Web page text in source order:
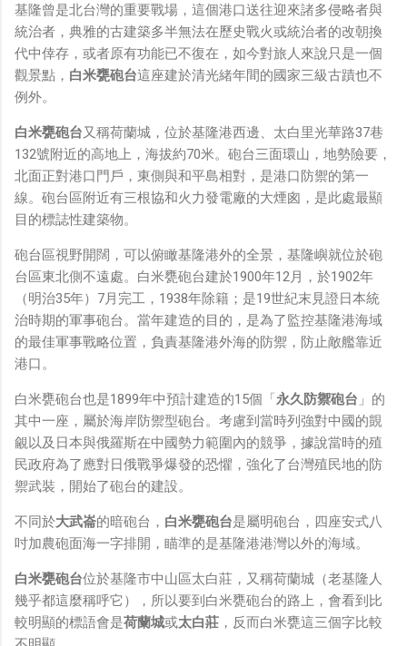
同樣身為RD，我只覺得 Shame on you！（打嘴炮、作
秀搶風頭、噁心帶風向、搞政治操作、把別人做事的成果搶
去幫自己抬轎、有鍋直接推給下屬扛、散佈同事私生活謠
言，還有職場霸凌，這些你他媽都頂級專業戶，除此之外沒
啥洨用了！） 一件理論上可以做到的事情，外行人的認知
被信息差，不懂加上沒實作能力去驗證，就什麼都變成黑科
技了（多黑？比巴西黑鮑魚還黑嗎？）。反重力技術說不定
也非啥黑科技，只是政府不讓你普通老百姓了解罷了。
Ray-ban Meta 的黑科技，講白了就是人家拉個百人團隊
在搞那支眼鏡，然後把軟體技能和硬體規格點滿，再加上極
致優化後的成果罷了！ 當時知道 Ray-Ban Meta 的智慧眼
鏡有塞入一個強大的 WiFi 6 晶片在裡面，一開始我猜測會
不會有可能是透過 WiFi P2P 或 WiFi SoftAP 的方式去做
串流（確實 Meta 的智能眼鏡，在同步媒體時，會強制要
求開啟手機的 WiFi 開關，所以媒體同步應該是靠 WiFi 通
道做的），而去年初我也快速做了一個WiFi Direct 架構
來做 POC，確實傳輸效率非常快，幾百 MB 的大檔幾乎秒
而且當時我們的媒體串流還是以未經編碼的方式傳透過
Socket 直接傳輸的（這表示傳輸時所需的頻寬會更大，功
耗據說也較大）。 後來因為 ...
基隆曾是北台灣的重要戰場，這個港口送往迎來諸多侵略者與
統治者，典雅的古建築多半無法在歷史戰火或統治者的改朝換
代中倖存，或者原有功能已不復在，如今對旅人來說只是一個
觀景點， 白米甕砲台這座建於清光緒年間的國家三級古蹟也不
例外。
白米甕砲台又稱荷蘭城，位於基隆港西邊、太白里光華路37巷
132號附近的高地上，海拔約70米。砲台三面環山，地勢險要，
北面正對港口門戶，東側與和平島相對，是港口防禦的第一
線。砲台區附近有三根協和火力發電廠的大煙囪，是此處最顯
目的標誌性建築物。
砲台區視野開闊，可以俯瞰基隆港外的全景，基隆嶼就位於砲
台區東北側不遠處。白米甕砲台建於1900年12月，於1902年
（明治35年）7月完工，1938年除籍；是19世紀末見證日本統
治時期的軍事砲台。當年建造的目的，是為了監控基隆港海域
的最佳軍事戰略位置，負責基隆港外海的防禦，防止敵艦靠近
港口。
白米甕砲台也是1899年中預計建造的15個「永久防禦砲台 」的
其中一座，屬於海岸防禦型砲台。考慮到當時列強對中國的覬
覦以及日本與俄羅斯在中國勢力範圍內的競爭，據說當時的殖
民政府為了應對日俄戰爭爆發的恐懼，強化了台灣殖民地的防
禦武裝，開始了砲台的建設。
不同於大武崙的暗砲台， 白米甕砲台是屬明砲台，四座安式八
吋加農砲面海一字排開，瞄準的是基隆港港灣以外的海域。
白米甕砲台位於基隆市中山區太白莊，又稱荷蘭城（老基隆人
幾乎都這麼稱呼它），所以要到白米甕砲台的路上，會看到比
較明顯的標語會是荷蘭城或太白莊 ，反而白米甕這三個字比較